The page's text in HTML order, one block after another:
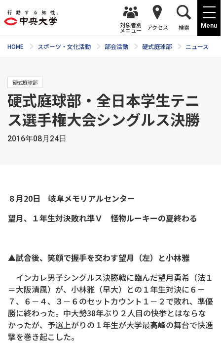
Menu
対象者別
メニュー アクセス 検索
HOME スポーツ・文化活動 部会活動 硬式庭球部 ニュース
硬式庭球部
硬式庭球部・全日本学生テニ
ス選手権大会シングルス決勝
2016年08月24日
８月20日 岐阜メモリアルセンター
望月、１年生対決敗れ準Ｖ 怪物ルーキーの夏終わる
▲試合後、笑顔で握手を交わす望月（左）と小林雅
インカレ男子シングルス決勝戦に臨んだ望月勇希（法１
＝大阪清風）が、小林雅（早大）との１年生対決に６－
７、６－４、３－６のセットカウント１－２で敗れ、準優
勝に終わった。中大勢38年ぶり２人目の快挙とはならな
かったが、予選上がりの１年生が大学最高峰の舞台で快進
撃を巻き起こした。